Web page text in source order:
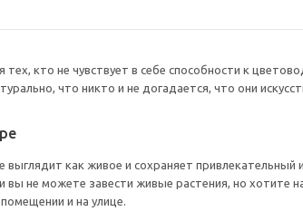
кто не чувствует в себе способности к
что никто и не догадается, что они
выглядит как живое и сохраняет
вы не можете завести живые растения, но хотите
и на улице.